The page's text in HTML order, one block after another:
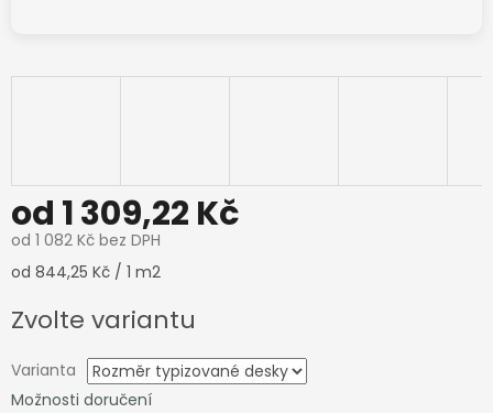
od 1 309,22 Kč
od 1 082 Kč bez DPH
Měrná
od 844,25 Kč / 1 m2
Zvolte variantu
Varianta
Možnosti doručení